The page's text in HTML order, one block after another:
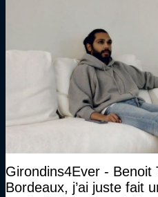
Girondins4Ever - Benoit
Bordeaux, j’ai juste fait